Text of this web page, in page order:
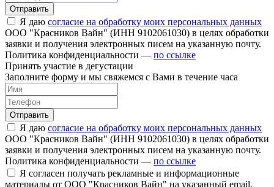
Отправить
Я даю согласие на обработку моих персональных данных
ООО "Красников Вайн" (ИНН 9102061030) в целях обработки
заявки и получения электронных писем на указанную почту.
Политика конфиденциальности — по ссылке
Принять участие в дегустации
Заполните форму и мы свяжемся с Вами в течение часа
Отправить
Я даю согласие на обработку моих персональных данных
ООО "Красников Вайн" (ИНН 9102061030) в целях обработки
заявки и получения электронных писем на указанную почту.
Политика конфиденциальности — по ссылке
Я согласен получать рекламные и информационные
материалы от ООО "Красников Вайн" на указанный email.